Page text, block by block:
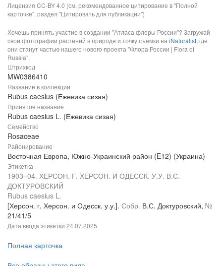
Лицензия CC-BY 4.0 (см. рекомендованное цитирование в "Полной
карточке", раздел "Цитировать для публикации")
Хочешь принять участие в создании "Атласа флоры России"? Загружай
свои фотографии растений в природе и точку съемки на iNaturalist, где
они станут частью нашего нового проекта "Флора России | Flora of
Russia".
Штрихкод
MW0386410
Название в коллекции
Rubus caesius (Ежевика сизая)
Принятое название
Rubus caesius L. (Ежевика сизая)
Семейство
Rosaceae
Районирование
Восточная Европа, Южно-Украинский район (E12) (Украина)
Этикетка
1903–04. ХЕРСОН. Г. ХЕРСОН. И ОДЕССК. У.У. В.С.
ДОКТУРОВСКИЙ
Rubus caesius L.
[Херсон. г. Херсон. и Одесск. у.у.]. Собр. В.С. Доктуровский, №
21/41/5
Дата ввода этикетки 24.07.2025
Полная карточка